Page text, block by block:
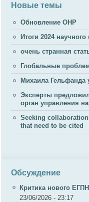
Новые темы
Обновление ОНР
Итоги 2024 научного
очень странная
Глобальные
Михаила Гельфанда
Эксперты
орган управления
Seeking
that need to be cited
Обсуждение
Критика нового
23/06/2026 - 23:17